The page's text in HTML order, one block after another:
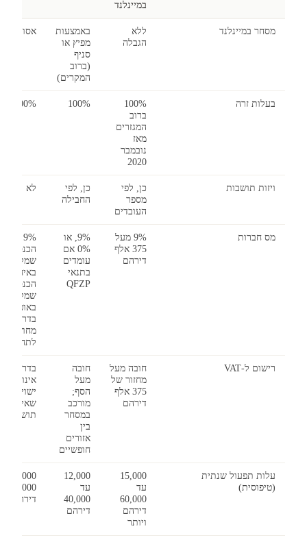
במיינלנד
מסחר במיינלנד
ללא
הגבלה
באמצעות
מפיץ או
סניף
(ברוב
המקרים)
אסור
בעלות זרה
100%
ברוב
המגזרים
מאז
נובמבר
2020
100%
100%
ויזות תושבות
כן, לפי
מספר
העובדים
כן, לפי
החבילה
לא
מס חברות
9% מעל
375 אלף
דירהם
9%, או
0% אם
עומדים
בתנאי
QFZP
הכנסה
שמקורה
באיחוד;
הכנסה
שמקורה
באופשור
בדרך כלל
מחוץ
לתחולה
רישום ל-VAT
חובה מעל
מחזור של
375 אלף
דירהם
חובה
מעל
הסף;
מורכב
במסחר
בין
אזורים
חופשיים
בדרך כלל
אינו חל
ישויות
שאינן
תושבות
עלות תפעול שנתית
(טיפוסית)
15,000
עד
60,000
דירהם
ויותר
12,000
עד
40,000
דירהם
12,000
דירהם